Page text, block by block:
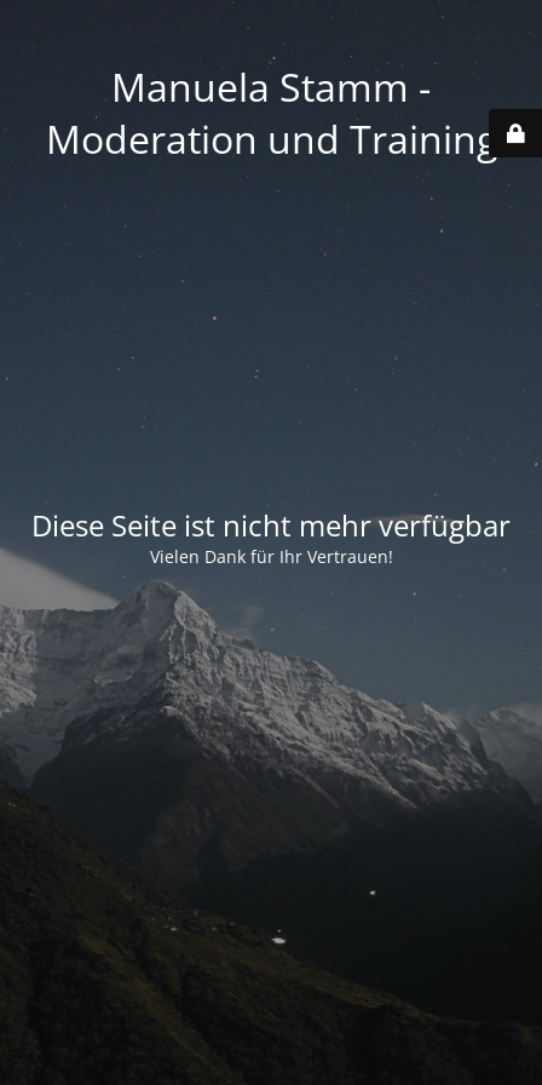
Manuela Stamm -
Moderation und Training
Diese Seite ist nicht mehr verfügbar
Vielen Dank für Ihr Vertrauen!